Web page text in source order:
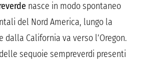
nasce in modo spontaneo
del Nord America, lungo la
dalla California va verso l’Oregon.
sequoie sempreverdi presenti